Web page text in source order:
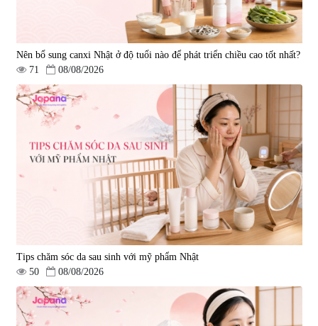
Nên bổ sung canxi Nhật ở độ tuổi nào để phát triển chiều cao tốt nhất?
71
08/08/2026
Tips chăm sóc da sau sinh với mỹ phẩm Nhật
50
08/08/2026